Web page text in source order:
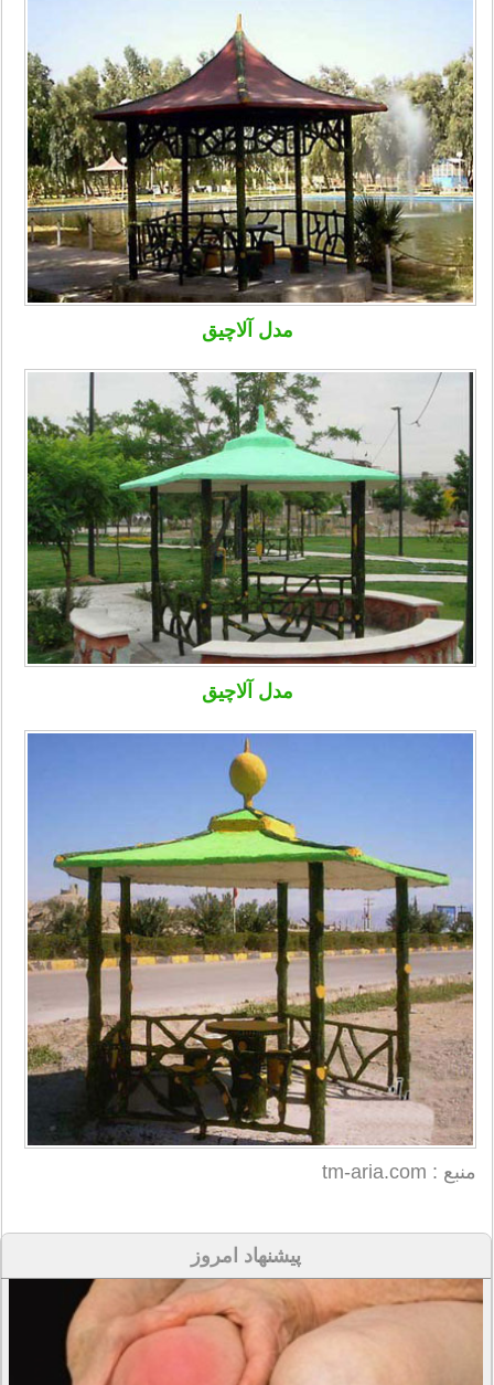
مدل آلاچیق
مدل آلاچیق
منبع : tm-aria.com
پیشنهاد امروز